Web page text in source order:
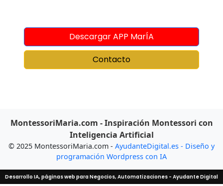
Descargar APP MarÍA
Contacto
MontessoriMaria.com - Inspiración Montessori con
Inteligencia Artificial
© 2025 MontessoriMaria.com - AyudanteDigital.es - Diseño y
programación Wordpress con IA
Desarrollo IA, páginas web para Negocios, Automatizaciones - Ayudante Digital